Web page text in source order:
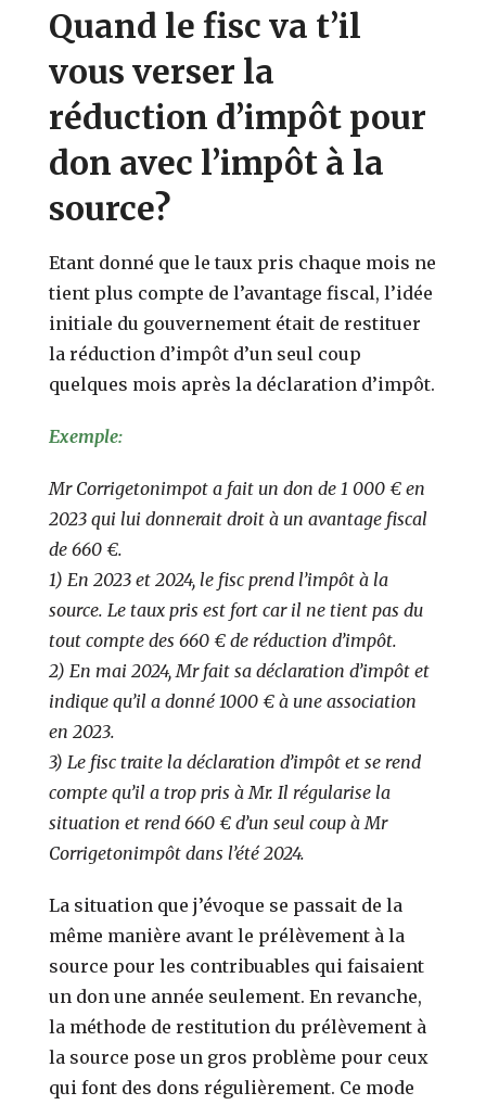
Quand le fisc va t’il
vous verser la
réduction d’impôt pour
don avec l’impôt à la
source?
Etant donné que le taux pris chaque mois ne
tient plus compte de l’avantage fiscal, l’idée
initiale du gouvernement était de restituer
la réduction d’impôt d’un seul coup
quelques mois après la déclaration d’impôt.
Exemple:
Mr Corrigetonimpot a fait un don de 1 000 € en
2023 qui lui donnerait droit à un avantage fiscal
de 660 €.
1) En 2023 et 2024, le fisc prend l’impôt à la
source. Le taux pris est fort car il ne tient pas du
tout compte des 660 € de réduction d’impôt.
2) En mai 2024, Mr fait sa déclaration d’impôt et
indique qu’il a donné 1000 € à une association
en 2023.
3) Le fisc traite la déclaration d’impôt et se rend
compte qu’il a trop pris à Mr. Il régularise la
situation et rend 660 € d’un seul coup à Mr
Corrigetonimpôt dans l’été 2024.
La situation que j’évoque se passait de la
même manière avant le prélèvement à la
source pour les contribuables qui faisaient
un don une année seulement. En revanche,
la méthode de restitution du prélèvement à
la source pose un gros problème pour ceux
qui font des dons régulièrement. Ce mode